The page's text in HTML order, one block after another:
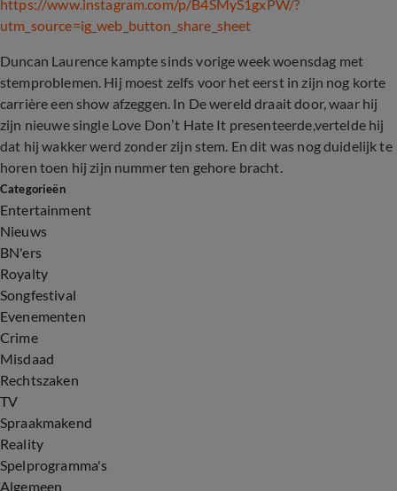
https://www.instagram.com/p/B4SMyS1gxPW/?
utm_source=ig_web_button_share_sheet
Duncan Laurence kampte sinds vorige week woensdag met
stemproblemen. Hij moest zelfs voor het eerst in zijn nog korte
carrière een show afzeggen. In De wereld draait door, waar hij
zijn nieuwe single Love Don’t Hate It presenteerde,vertelde hij
dat hij wakker werd zonder zijn stem. En dit was nog duidelijk te
horen toen hij zijn nummer ten gehore bracht.
Categorieën
Entertainment
Nieuws
BN'ers
Royalty
Songfestival
Evenementen
Crime
Misdaad
Rechtszaken
TV
Spraakmakend
Reality
Spelprogramma's
Algemeen